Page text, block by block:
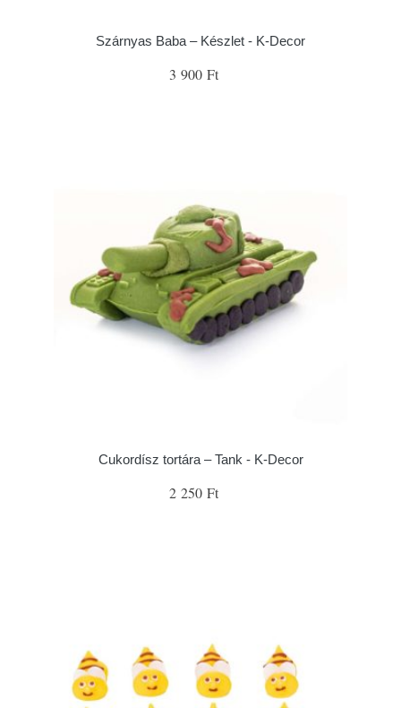
Szárnyas Baba – Készlet - K-Decor
3 900 Ft
Cukordísz tortára – Tank - K-Decor
2 250 Ft